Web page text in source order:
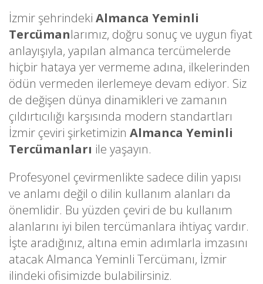
İzmir şehrindeki Almanca Yeminli
Tercümanlarımız, doğru sonuç ve uygun fiyat
anlayışıyla, yapılan almanca tercümelerde
hiçbir hataya yer vermeme adına, ilkelerinden
ödün vermeden ilerlemeye devam ediyor. Siz
de değişen dünya dinamikleri ve zamanın
çıldırtıcılığı karşısında modern standartları
İzmir çeviri şirketimizin Almanca Yeminli
Tercümanları ile yaşayın.
Profesyonel çevirmenlikte sadece dilin yapısı
ve anlamı değil o dilin kullanım alanları da
önemlidir. Bu yüzden çeviri de bu kullanım
alanlarını iyi bilen tercümanlara ihtiyaç vardır.
İşte aradığınız, altına emin adımlarla imzasını
atacak Almanca Yeminli Tercümanı, İzmir
ilindeki ofisimizde bulabilirsiniz.